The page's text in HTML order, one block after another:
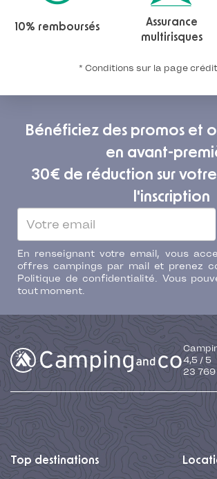
10% remboursés
Assurance
multirisques
* Conditions sur la page
Bénéficiez des promos et
en avant-
30€ de réduction sur
l'inscription
En renseignant votre email, vous
offres campings par mail et prenez
Politique de confidentialité. Vous
tout moment.
4,5 / 5
23 769
Top destinations